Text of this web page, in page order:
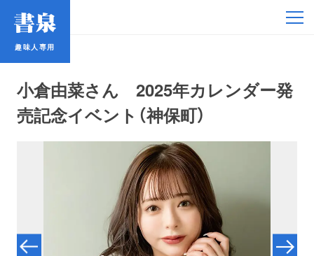
趣味人専用
小倉由菜さん 2025年カレンダー発
売記念イベント（神保町）
趣味人専用
コミック・ラノベ